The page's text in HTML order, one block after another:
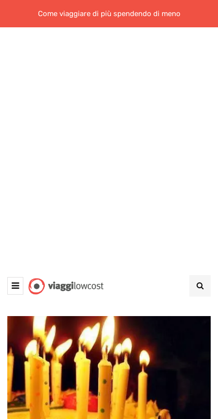
Come viaggiare di più spendendo di meno